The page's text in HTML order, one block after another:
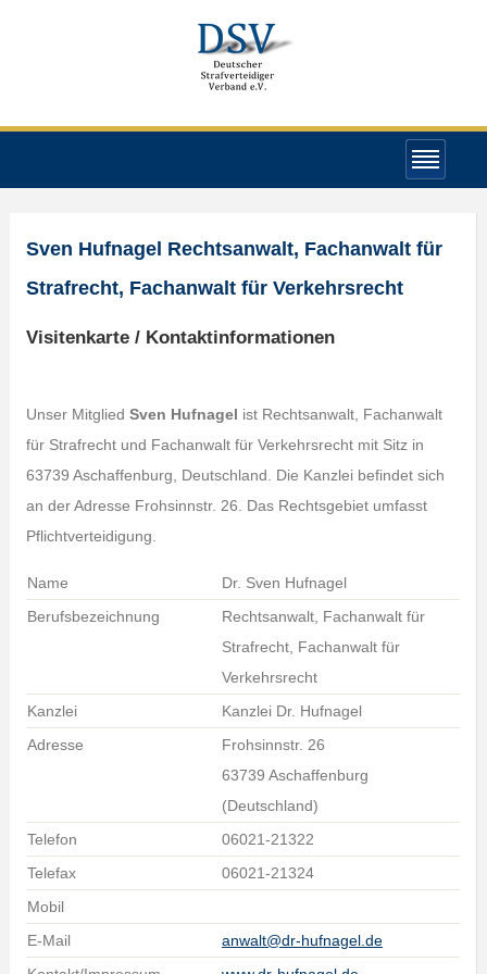
Sven Hufnagel Rechtsanwalt, Fachanwalt für
Strafrecht, Fachanwalt für Verkehrsrecht
Visitenkarte / Kontaktinformationen
Unser Mitglied Sven Hufnagel ist Rechtsanwalt, Fachanwalt
für Strafrecht und Fachanwalt für Verkehrsrecht mit Sitz in
63739 Aschaffenburg, Deutschland. Die Kanzlei befindet sich
an der Adresse Frohsinnstr. 26. Das Rechtsgebiet umfasst
Pflichtverteidigung.
Name
Dr. Sven Hufnagel
Berufsbezeichnung
Rechtsanwalt, Fachanwalt für
Strafrecht, Fachanwalt für
Verkehrsrecht
Kanzlei
Kanzlei Dr. Hufnagel
Adresse
Frohsinnstr. 26
63739 Aschaffenburg
(Deutschland)
Telefon
06021-21322
Telefax
06021-21324
Mobil
E-Mail
anwalt@dr-hufnagel.de